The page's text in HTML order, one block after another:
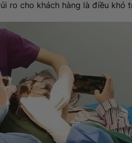
ro cho khách hàng là điều khó